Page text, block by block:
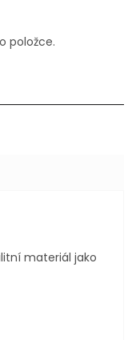
položce.
materiál jako